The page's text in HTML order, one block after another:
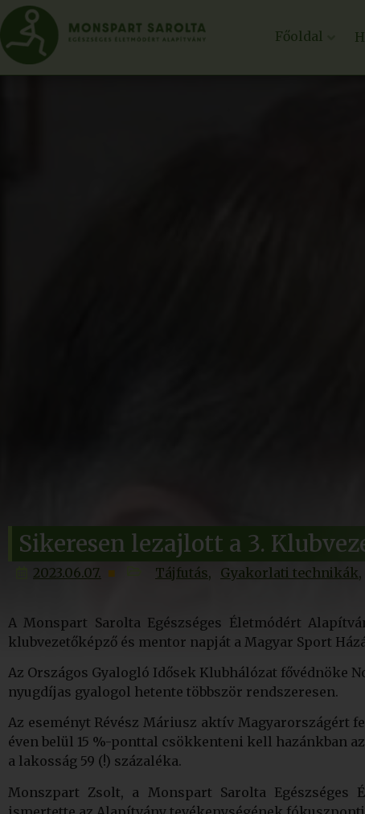
Főoldal
Sikeresen lezajlott a 3.
2023.06.07. Tájfutás Gyakorlati technikák
A Monspart Sarolta Egészséges Életmódért
klubvezetőképző és mentor napját a Magyar Sport
Az Országos Gyalogló Idősek Klubhálózat fővédnöke
nyugdíjas gyalogol hetente többször rendszeresen.
Az eseményt Révész Máriusz aktív Magyarországért
éven belül 15 %-ponttal csökkenteni kell hazánkban
a lakosság 59 (!) százaléka.
Monszpart Zsolt, a Monspart Sarolta Egészséges